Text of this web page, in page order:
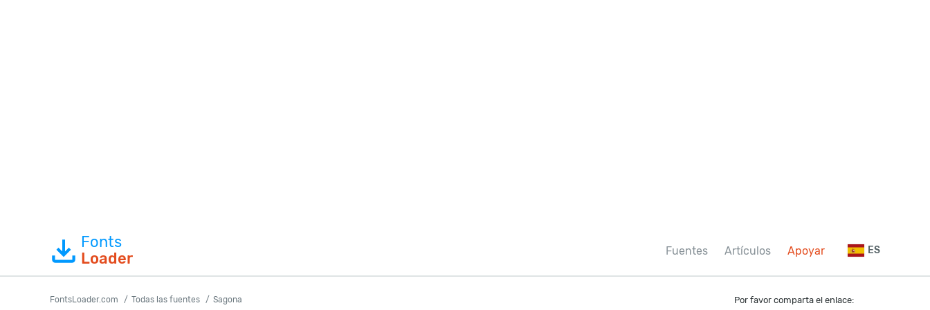
Fonts
Loader
Fuentes Artículos Apoyar ES
FontsLoader.com Todas las fuentes Sagona Por favor comparta el enlace: